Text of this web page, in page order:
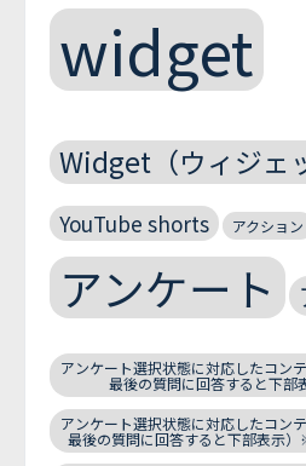
widget
Widget（ウィジェ
YouTube shorts
アクション
アンケート
アンケート選択状態に対応したコン
最後の質問に回答すると下
アンケート選択状態に対応したコン
最後の質問に回答すると下部表示